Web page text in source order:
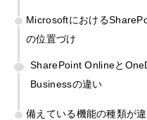
Microsoftにおける
の位置づけ
SharePoint Onlineと
Businessの違い
備えている機能の種類が違